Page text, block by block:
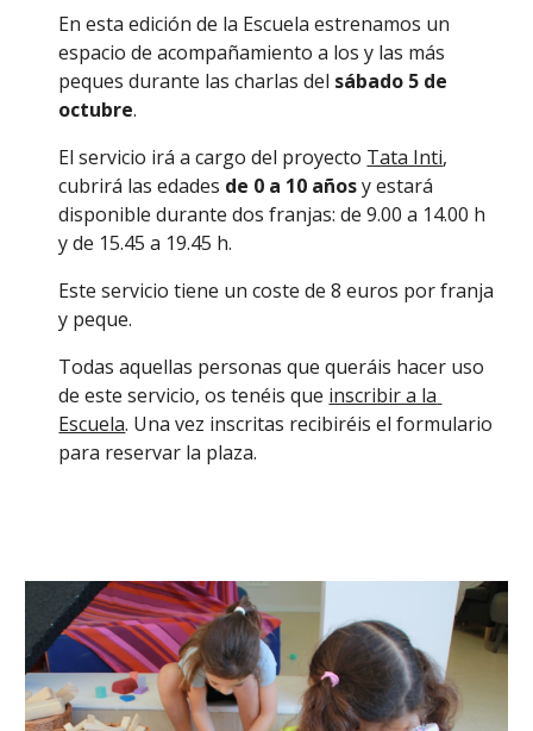
En esta edición de la Escuela estrenamos un
espacio de acompañamiento a los y las más
peques durante las charlas del sábado 5 de
octubre.
El servicio irá a cargo del proyecto Tata Inti,
cubrirá las edades de 0 a 10 años y estará
disponible durante dos franjas: de 9.00 a 14.00 h
y de 15.45 a 19.45 h.
Este servicio tiene un coste de 8 euros por franja
y peque.
Todas aquellas personas que queráis hacer uso
de este servicio, os tenéis que inscribir a la
Escuela. Una vez inscritas recibiréis el formulario
para reservar la plaza.